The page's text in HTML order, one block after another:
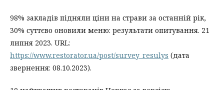
98% закладів підняли ціни на страви за останній рік,
30% суттєво оновили меню: результати опитування. 21
липня 2023. URL:
https://www.restorator.ua/post/survey_resulys (дата
звернення: 08.10.2023).